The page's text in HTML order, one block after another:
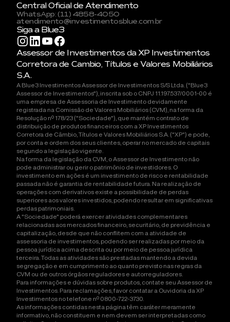
Central Oficial de Atendimento
WhatsApp: (11) 4858-4050
atendimento@investimentosblue.com.br
Siga a Blue3
Assessor de Investimentos da XP Investimentos
Corretora de Cambio, Títulos e Valores Mobiliários
S.A.
A Blue3 Investimentos Assessor de Investimentos S/S Ltda. ("Blue3
Assessor de Investimentos"), inscrita sob o CNPJ 11.197.537/0001-00 é
uma empresa de Assessoria de Investimento devidamente
registrada na Comissão de Valores Mobiliários (CVM), na forma da
Resolução nº 178/23 ("Sociedade"), que mantém contrato de
distribuição de produtos financeiros com a XP Investimentos
Corretora de Câmbio, Títulos e Valores Mobiliários S.A. ("XP") e pode,
por conta e ordem dos seus clientes, operar no mercado de capitais
segundo a legislação vigente.
Na forma da legislação da CVM, o Assessor de Investimento não
pode administrar ou gerir o patrimônio de investidores. O
investimento em ações é um investimento de risco e rentabilidade
passada não é garantia de rentabilidade futura. Na realização de
operações com derivativos existe a possibilidade de perdas
superiores aos valores investidos, podendo resultar em significativas
perdas patrimoniais.
A "Sociedade" poderá exercer atividades complementares
relacionadas aos mercados financeiro, securitário, de previdência e
capitalização, desde que não conflitem com a atividade de
assessoria de investimentos, podendo ser realizadas por meio da
pessoa jurídica acima descrita ou por meio de pessoa jurídica
terceira. Todas as atividades são prestadas mantendo a devida
segregação e em cumprimento ao quanto previsto nas regras da
CVM ou de outros órgãos reguladores e autorreguladores.
Para informações e dúvidas sobre produtos, contate seu Assessor de
Investimentos. Para reclamações, favor contatar a Ouvidoria da XP
Investimentos no telefone nº 0800-722-3730.
As informações contidas nesta página têm caráter meramente
informativo, não constituem e nem devem ser interpretadas como